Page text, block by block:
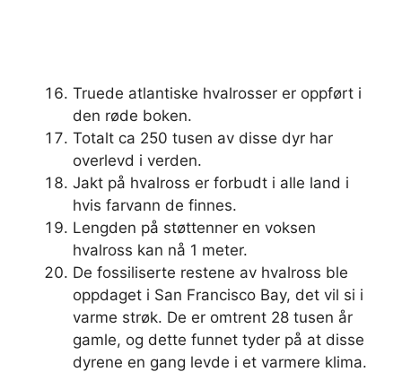
Truede atlantiske hvalrosser er oppført i
den røde boken.
Totalt ca 250 tusen av disse dyr har
overlevd i verden.
Jakt på hvalross er forbudt i alle land i
hvis farvann de finnes.
Lengden på støttenner en voksen
hvalross kan nå 1 meter.
De fossiliserte restene av hvalross ble
oppdaget i San Francisco Bay, det vil si i
varme strøk. De er omtrent 28 tusen år
gamle, og dette funnet tyder på at disse
dyrene en gang levde i et varmere klima.